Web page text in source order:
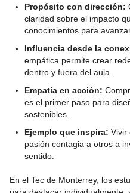
Propósito con dirección:
claridad sobre el impacto
conocimientos para
Influencia desde la
empática permite crear
dentro y fuera del aula.
Empatía en acción:
es el primer paso para
sostenibles.
Ejemplo que inspira: Vivir
pasión contagia a otros a
sentido.
En el Tec de Monterrey, los